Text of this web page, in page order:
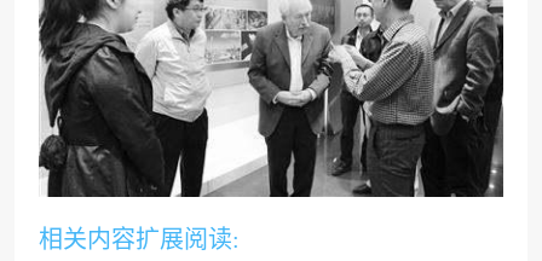
相关内容扩展阅读: